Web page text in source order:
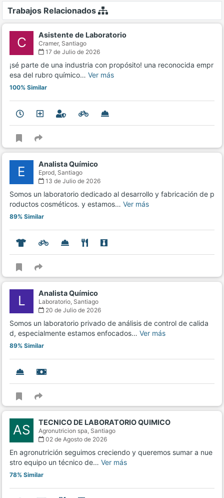
Trabajos Relacionados
C Asistente de Laboratorio
Cramer, Santiago
17 de Julio de 2026
¡sé parte de una industria con propósito! una reconocida empr
esa del rubro químico… Ver más
100% Similar
E Analista Químico
Eprod, Santiago
13 de Julio de 2026
Somos un laboratorio dedicado al desarrollo y fabricación de p
roductos cosméticos. y estamos… Ver más
89% Similar
L Analista Químico
Laboratorio, Santiago
20 de Julio de 2026
Somos un laboratorio privado de análisis de control de calida
d, especialmente estamos enfocados… Ver más
89% Similar
AS TECNICO DE LABORATORIO QUIMICO
Agronutricion spa, Santiago
02 de Agosto de 2026
En agronutrición seguimos creciendo y queremos sumar a nue
stro equipo un técnico de… Ver más
78% Similar